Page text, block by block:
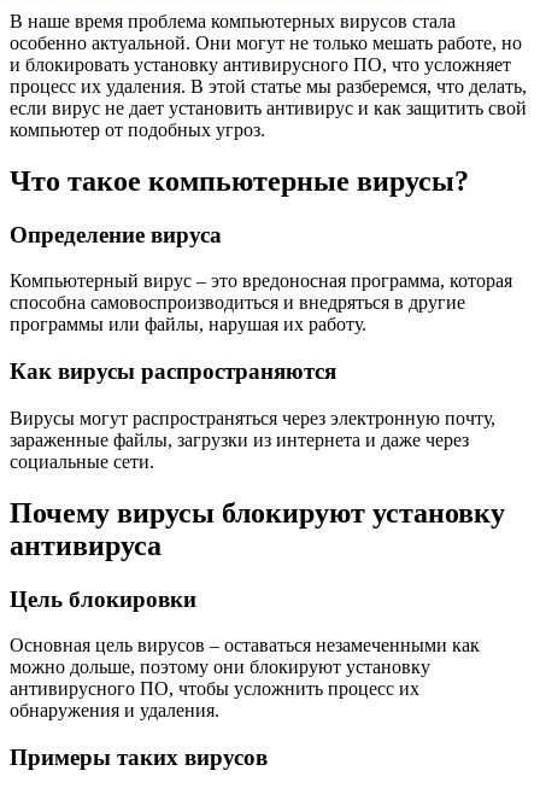
В наше время проблема компьютерных вирусов стала
особенно актуальной. Они могут не только мешать работе, но
и блокировать установку антивирусного ПО, что усложняет
процесс их удаления. В этой статье мы разберемся, что делать,
если вирус не дает установить антивирус и как защитить свой
компьютер от подобных угроз.
Что такое компьютерные вирусы?
Определение вируса
Компьютерный вирус – это вредоносная программа, которая
способна самовоспроизводиться и внедряться в другие
программы или файлы, нарушая их работу.
Как вирусы распространяются
Вирусы могут распространяться через электронную почту,
зараженные файлы, загрузки из интернета и даже через
социальные сети.
Почему вирусы блокируют установку
антивируса
Цель блокировки
Основная цель вирусов – оставаться незамеченными как
можно дольше, поэтому они блокируют установку
антивирусного ПО, чтобы усложнить процесс их
обнаружения и удаления.
Примеры таких вирусов